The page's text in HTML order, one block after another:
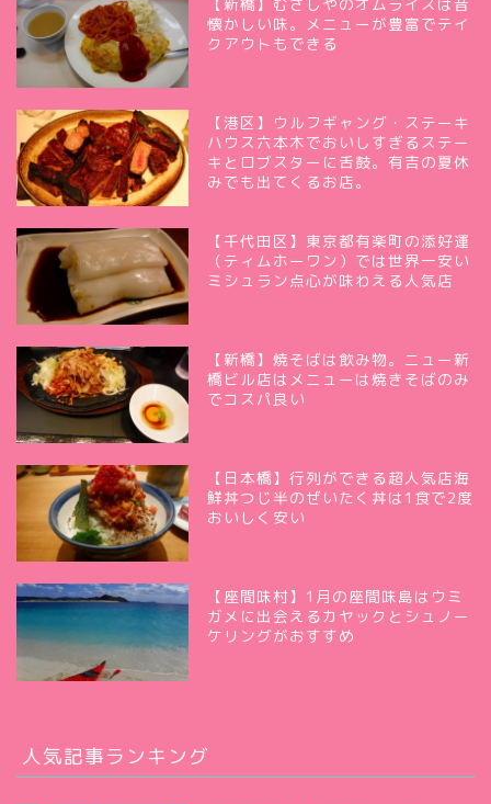
懐かしい味。メニューが豊富でテイ
クアウトもできる
【港区】ウルフギャング・ステーキ
ハウス六本木でおいしすぎるステー
キとロブスターに舌鼓。有吉の夏休
みでも出てくるお店。
【千代田区】東京都有楽町の添好運
（ティムホーワン）では世界一安い
ミシュラン点心が味わえる人気店
【新橋】焼そばは飲み物。ニュー新
橋ビル店はメニューは焼きそばのみ
でコスパ良い
【日本橋】行列ができる超人気店海
鮮丼つじ半のぜいたく丼は1食で2度
おいしく安い
【座間味村】1月の座間味島はウミ
ガメに出会えるカヤックとシュノー
ケリングがおすすめ
人気記事ランキング